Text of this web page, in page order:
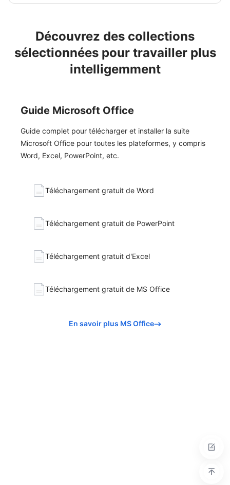
Découvrez des collections
sélectionnées pour travailler plus
intelligemment
Guide Microsoft Office
Guide complet pour télécharger et installer la suite
Microsoft Office pour toutes les plateformes, y compris
Word, Excel, PowerPoint, etc.
Téléchargement gratuit de Word
Téléchargement gratuit de PowerPoint
Téléchargement gratuit d'Excel
Téléchargement gratuit de MS Office
En savoir plus MS Office